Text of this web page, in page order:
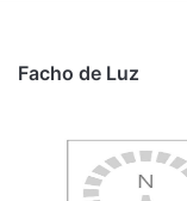
Facho de Luz